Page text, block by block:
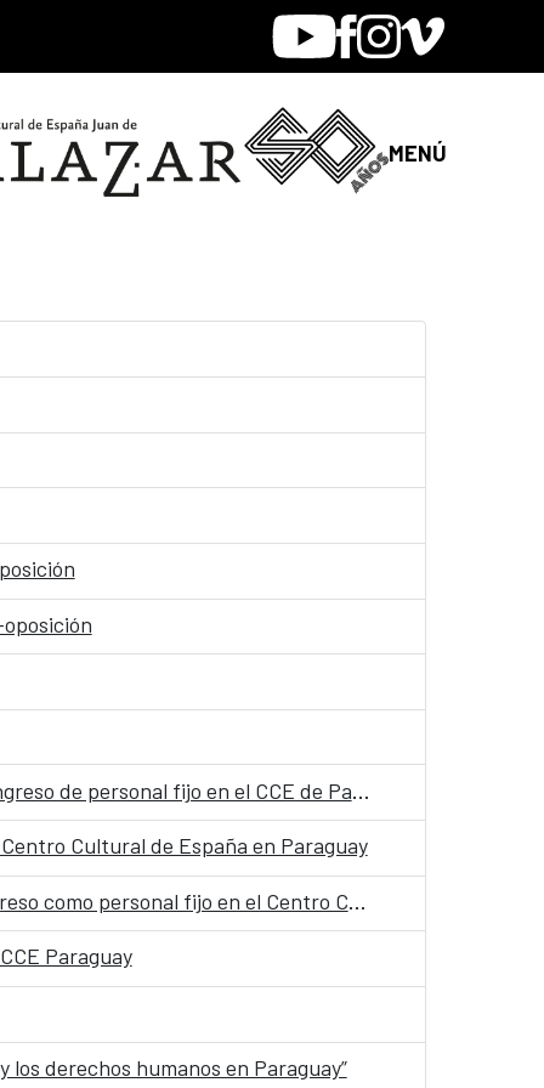
YoutubeFacebook
Instagram
Vimeo
MENÚ
Relación de puntajes de la primera prueba de la fase de concurso-oposición para la convocatoria de ingreso de personal fijo en el CCE de Paraguay
Cultural de España en Paraguay
Resolución por la que se modifica el órgano de selección correspondiente a la convocatoria para el ingreso como personal fijo en el Centro Cultural de España en Paraguay
Paraguay
derechos humanos en Paraguay”